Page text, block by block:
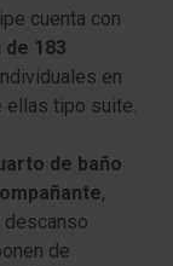
cuenta con
183
en
ellas tipo suite.
de baño
,
descanso
de